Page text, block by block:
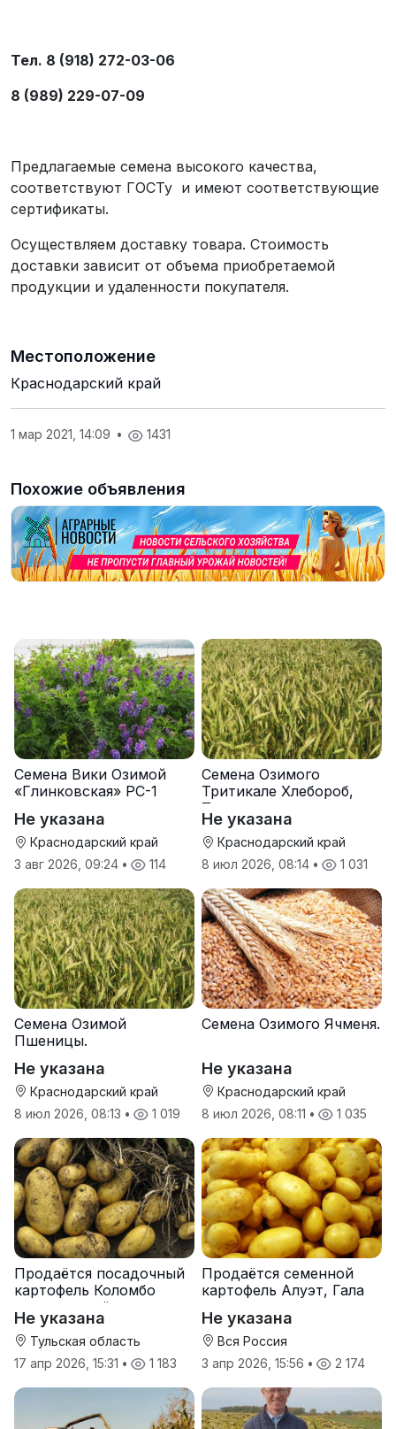
Тел. 8 (918) 272-03-06
8 (989) 229-07-09
Предлагаемые семена высокого качества,
соответствуют ГОСТу и имеют соответствующие
сертификаты.
Осуществляем доставку товара. Стоимость
доставки зависит от объема приобретаемой
продукции и удаленности покупателя.
Местоположение
Краснодарский край
1 мар 2021, 14:09 • 1431
Похожие объявления
Семена Вики Озимой
«Глинковская» РС-1
Не указана
Краснодарский край
3 авг 2026, 09:24 • 114
Семена Озимого
Тритикале Хлебороб,
Тихон
Не указана
Краснодарский край
8 июл 2026, 08:14 • 1 031
Семена Озимой
Пшеницы.
Не указана
Краснодарский край
8 июл 2026, 08:13 • 1 019
Семена Озимого Ячменя.
Не указана
Краснодарский край
8 июл 2026, 08:11 • 1 035
Продаётся посадочный
картофель Коломбо
оптом от трёх тонн
Не указана
Тульская область
17 апр 2026, 15:31 • 1 183
Продаётся семенной
картофель Алуэт, Гала
Не указана
Вся Россия
3 апр 2026, 15:56 • 2 174